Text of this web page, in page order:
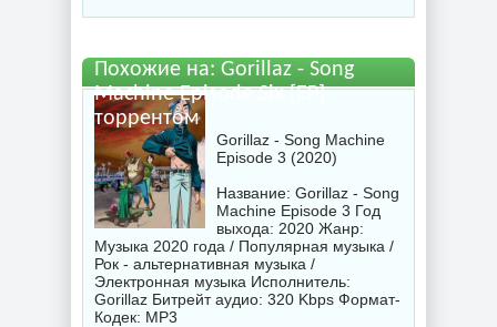
бесплатно
Похожие на: Gorillaz - Song
Machine Episode Six [EP]
торрентом
Gorillaz - Song Machine
Episode 3 (2020)
Название: Gorillaz - Song
Machine Episode 3 Год
выхода: 2020 Жанр:
Музыка 2020 года / Популярная музыка /
Рок - альтернативная музыка /
Электронная музыка Исполнитель:
Gorillaz Битрейт аудио: 320 Kbps Формат-
Кодек: MP3